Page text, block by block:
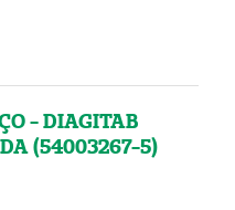
- DIAGITAB
(54003267-5)